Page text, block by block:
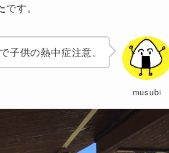
です。
musubi
子供の熱中症注意。